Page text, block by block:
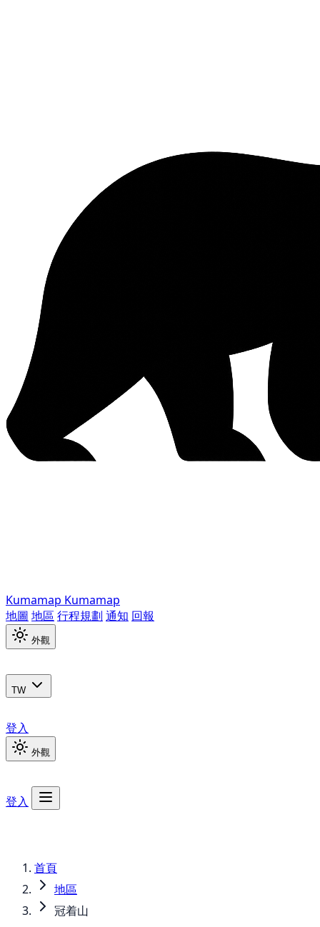
Kumamap Kumamap
地圖 地區 行程規劃 通知 回報
外觀
TW
登入
外觀
登入
首頁
地區
冠着山